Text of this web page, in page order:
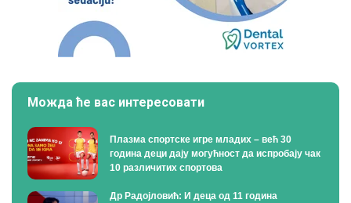
Можда ће вас интересовати
Плазма спортске игре младих – већ 30
година деци дају могућност да испробају чак
10 различитих спортова
Др Радојловић: И деца од 11 година